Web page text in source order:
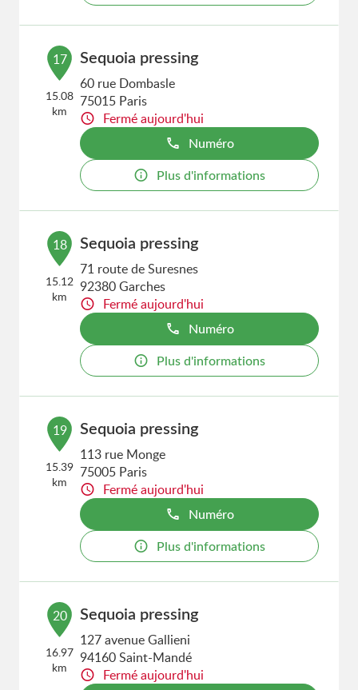
17
15.08
km
Sequoia pressing
60 rue Dombasle
75015 Paris
Fermé aujourd'hui
Numéro
Plus d'informations
18
15.12
km
Sequoia pressing
71 route de Suresnes
92380 Garches
Fermé aujourd'hui
Numéro
Plus d'informations
19
15.39
km
Sequoia pressing
113 rue Monge
75005 Paris
Fermé aujourd'hui
Numéro
Plus d'informations
20
16.97
km
Sequoia pressing
127 avenue Gallieni
94160 Saint-Mandé
Fermé aujourd'hui